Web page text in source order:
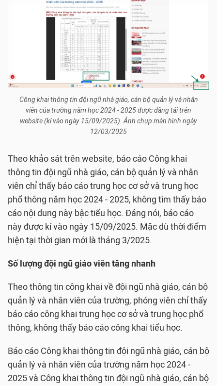
Công khai thông tin đội ngũ nhà giáo, cán bộ quản lý và nhân
viên của trường năm học 2024 - 2025 được đăng tải trên
website (kí vào ngày 15/09/2025). Ảnh chụp màn hình ngày
12/03/2025
Theo khảo sát trên website, báo cáo Công khai
thông tin đội ngũ nhà giáo, cán bộ quản lý và nhân
viên chỉ thấy báo cáo trung học cơ sở và trung học
phổ thông năm học 2024 - 2025, không tìm thấy báo
cáo nội dung này bậc tiểu học. Đáng nói, báo cáo
này được kí vào ngày 15/09/2025. Mặc dù thời điểm
hiện tại thời gian mới là tháng 3/2025.
Số lượng đội ngũ giáo viên tăng nhanh
Theo thông tin công khai về đội ngũ nhà giáo, cán bộ
quản lý và nhân viên của trường, phóng viên chỉ thấy
báo cáo công khai trung học cơ sở và trung học phổ
thông, không thấy báo cáo công khai tiểu học.
Báo cáo Công khai thông tin đội ngũ nhà giáo, cán bộ
quản lý và nhân viên của trường năm học 2024 -
2025 và Công khai thông tin đội ngũ nhà giáo, cán bộ